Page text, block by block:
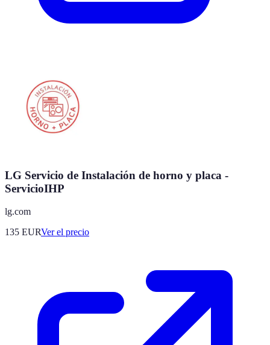
LG Servicio de Instalación de horno y placa -
ServicioIHP
lg.com
135 EURVer el precio